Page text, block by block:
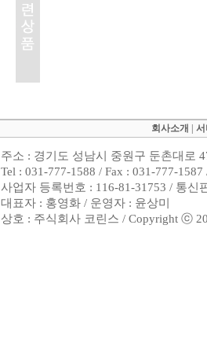
회사소개
주소 : 경기도 성남시 중원구 둔촌대로
Tel : 031-777-1588 / Fax : 031-777-
사업자 등록번호 : 116-81-31753 / 통신
대표자 : 홍영화 / 운영자 : 윤상미
상호 : 주식회사 코린스 / Copyright ⓒ